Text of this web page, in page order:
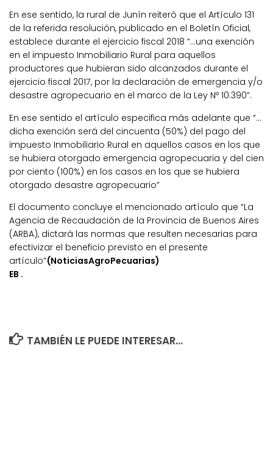
En ese sentido, la rural de Junín reiteró que el Artículo 131
de la referida resolución, publicado en el Boletín Oficial,
establece durante el ejercicio fiscal 2018 “…una exención
en el impuesto Inmobiliario Rural para aquellos
productores que hubieran sido alcanzados durante el
ejercicio fiscal 2017, por la declaración de emergencia y/o
desastre agropecuario en el marco de la Ley Nº 10.390”.
En ese sentido el artículo especifica más adelante que “…
dicha exención será del cincuenta (50%) del pago del
impuesto Inmobiliario Rural en aquellos casos en los que
se hubiera otorgado emergencia agropecuaria y del cien
por ciento (100%) en los casos en los que se hubiera
otorgado desastre agropecuario”
El documento concluye el mencionado artículo que “La
Agencia de Recaudación de la Provincia de Buenos Aires
(ARBA), dictará las normas que resulten necesarias para
efectivizar el beneficio previsto en el presente
artículo”(NoticiasAgroPecuarias)
EB .
TAMBIÉN LE PUEDE INTERESAR...